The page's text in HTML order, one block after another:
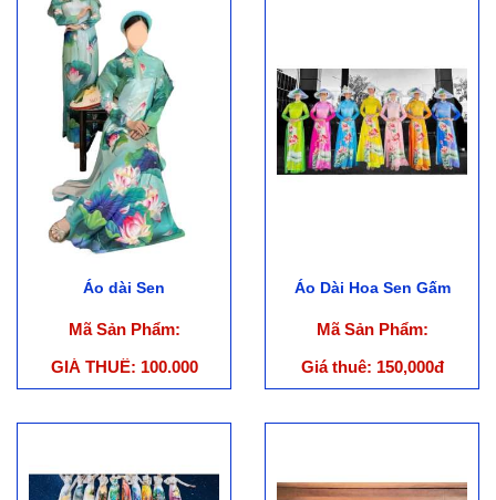
Áo dài Sen
Mã Sản Phẩm:
GIÁ THUÊ: 100.000
Áo Dài Hoa Sen Gấm
Mã Sản Phẩm:
Giá thuê: 150,000đ
(Chưa gồm phụ kiện)